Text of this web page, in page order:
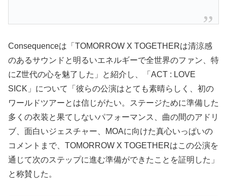
Consequenceは「TOMORROW X TOGETHERは清涼感
のあるサウンドと明るいエネルギーで全世界のファン、特
にZ世代の心を魅了した」と紹介し、「ACT : LOVE
SICK」について「彼らの公演はとても素晴らしく、初の
ワールドツアーとは信じがたい。ステージために準備した
多くの衣装と果てしないパフォーマンス、曲の間のアドリ
ブ、面白いジェスチャー、MOAに向けた真心いっぱいの
コメントまで、TOMORROW X TOGETHERはこの公演を
通じて次のステップに進む準備ができたことを証明した」
と称賛した。